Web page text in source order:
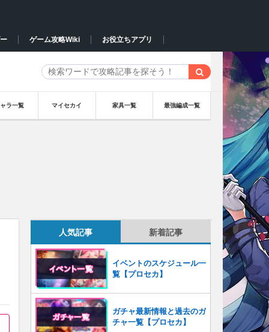
ゲーム攻略Wiki お役立ちアプリ
ラ一覧 マイセカイ 家具一覧 最強編成一覧
人気記事 新着記事
イベントのスケジュール一
覧【プロセカ】
ガチャ最新情報と過去のガ
チャ一覧【プロセカ】